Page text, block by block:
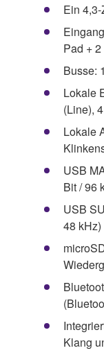
Ein
Pad +
Busse:
Lokale
(Line),
Lokale
USB
Bit / 96
USB
48 kHz)
Klang